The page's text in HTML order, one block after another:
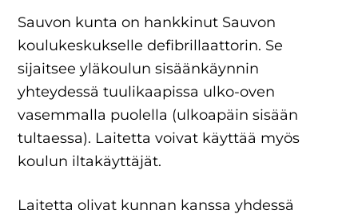
Sauvon kunta on hankkinut Sauvon
koulukeskukselle defibrillaattorin. Se
sijaitsee yläkoulun sisäänkäynnin
yhteydessä tuulikaapissa ulko-oven
vasemmalla puolella (ulkoapäin sisään
tultaessa). Laitetta voivat käyttää myös
koulun iltakäyttäjät.
Laitetta olivat kunnan kanssa yhdessä